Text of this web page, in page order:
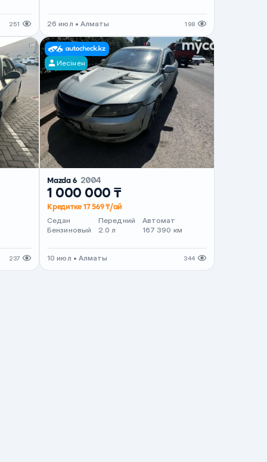
251 26 июл • Алматы 198
237
Иесінен
Mazda 6 2004
1 000 000 ₸
Кредитке 17 569 ₸/ай
Седан
Бензиновый
Передний
2.0 л
Автомат
167 390 км
10 июл • Алматы 344